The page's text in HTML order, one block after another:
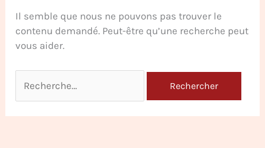
Il semble que nous ne pouvons pas trouver le
contenu demandé. Peut-être qu’une recherche peut
vous aider.